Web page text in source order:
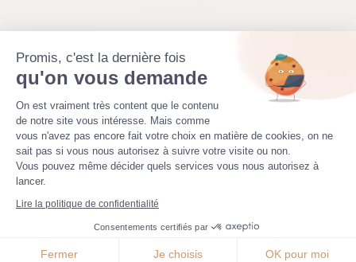
Produits similaires
Plat ‘Ombre d’Email’ - pièce
d’exception
110,00€
Détails
Maryse - coupelle M
Promis, c'est la dernière fois
qu'on vous demande
Plateforme de Gestion du
On est vraiment très content que le contenu
de notre site vous intéresse. Mais comme
vous n'avez pas encore fait votre choix en matière de cookies, on ne
sait pas si vous nous autorisez à suivre votre visite ou non.
Vous pouvez même décider quels services vous nous autorisez à
lancer.
Lire la politique de confidentialité
Consentements certifiés par
Fermer Je choisis OK pour moi
Axeptio consent